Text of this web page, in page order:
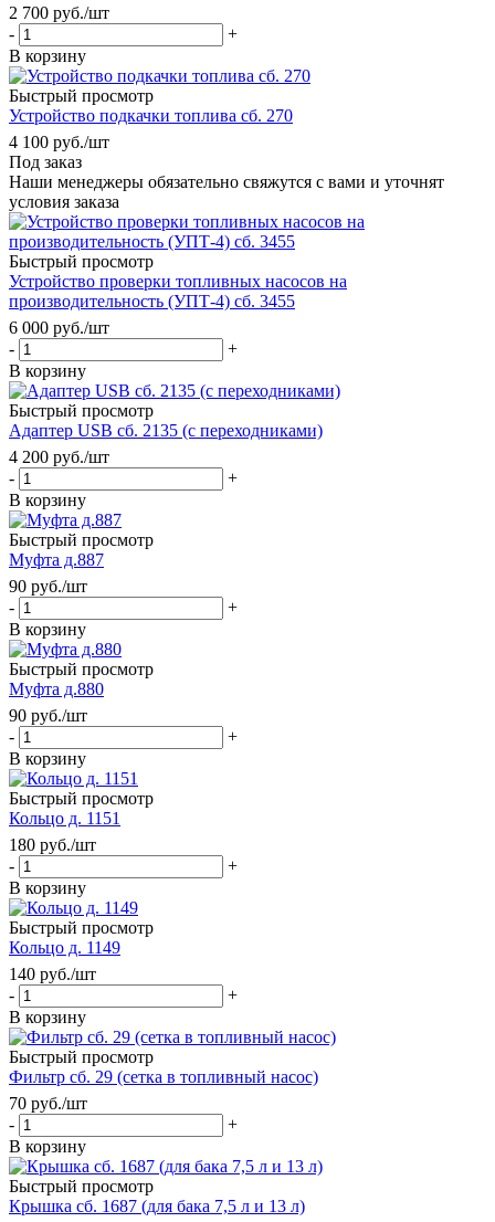
2 700 руб./шт
-
+
В корзину
Быстрый просмотр
Устройство подкачки топлива сб. 270
4 100 руб./шт
Под заказ
Наши менеджеры обязательно свяжутся с вами и уточнят
условия заказа
Быстрый просмотр
Устройство проверки топливных насосов на
производительность (УПТ-4) сб. 3455
6 000 руб./шт
-
+
В корзину
Быстрый просмотр
Адаптер USB сб. 2135 (с переходниками)
4 200 руб./шт
-
+
В корзину
Быстрый просмотр
Муфта д.887
90 руб./шт
-
+
В корзину
Быстрый просмотр
Муфта д.880
90 руб./шт
-
+
В корзину
Быстрый просмотр
Кольцо д. 1151
180 руб./шт
-
+
В корзину
Быстрый просмотр
Кольцо д. 1149
140 руб./шт
-
+
В корзину
Быстрый просмотр
Фильтр сб. 29 (сетка в топливный насос)
70 руб./шт
-
+
В корзину
Быстрый просмотр
Крышка сб. 1687 (для бака 7,5 л и 13 л)